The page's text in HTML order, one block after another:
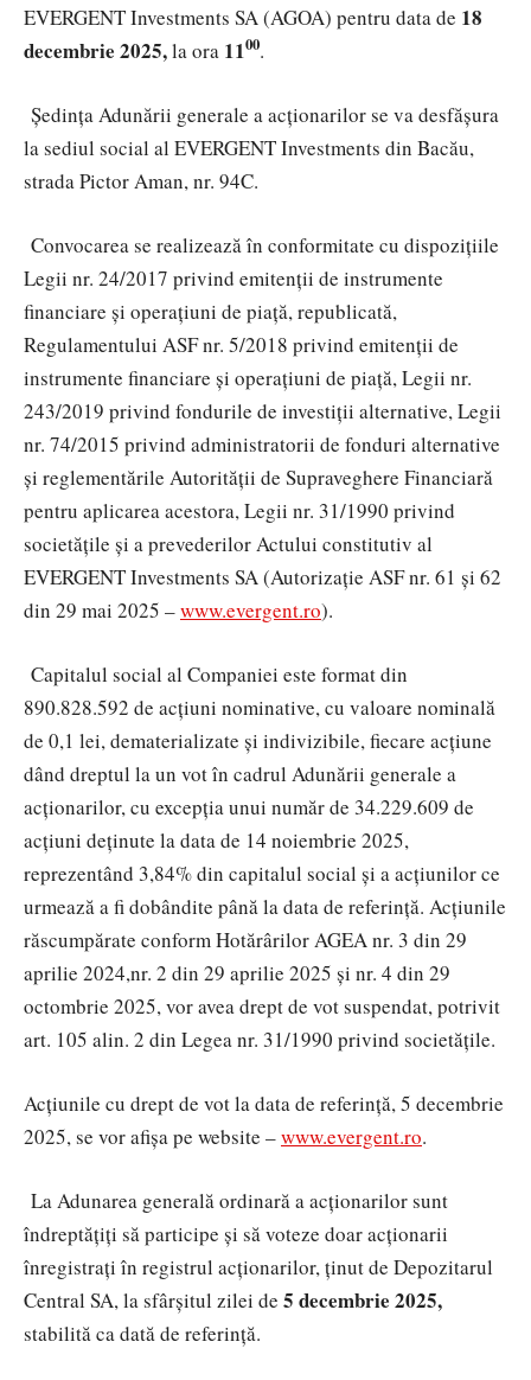
EVERGENT Investments SA (AGOA) pentru data de 18
decembrie 2025,la ora 1100.
Ședința Adunării generale a acționarilor se va desfășura
la sediul social al EVERGENT Investments din Bacău,
strada Pictor Aman, nr. 94C.
Convocarea se realizează în conformitate cu dispozițiile
Legii nr. 24/2017 privind emitenții de instrumente
financiare și operațiuni de piață, republicată,
Regulamentului ASF nr. 5/2018 privind emitenții de
instrumente financiare și operațiuni de piață, Legii nr.
243/2019 privind fondurile de investiții alternative, Legii
nr. 74/2015 privind administratorii de fonduri alternative
și reglementările Autorității de Supraveghere Financiară
pentru aplicarea acestora, Legii nr. 31/1990 privind
societățile și a prevederilor Actului constitutiv al
EVERGENT Investments SA (Autorizație ASF nr. 61 și 62
din 29 mai 2025 –www.evergent.ro).
Capitalul social al Companiei este format din
890.828.592 de acțiuni nominative, cu valoare nominală
de 0,1 lei, dematerializate și indivizibile, fiecare acțiune
dând dreptul la un vot în cadrul Adunării generale a
acționarilor, cu excepția unui număr de 34.229.609 de
acțiuni deținute la data de 14 noiembrie 2025,
reprezentând 3,84%din capitalul social și a acțiunilor ce
urmează a fi dobândite până la data de referință. Acțiunile
răscumpărate conform Hotărârilor AGEA nr. 3 din 29
aprilie 2024,nr. 2 din 29 aprilie 2025 și nr. 4 din 29
octombrie 2025, vor avea drept de vot suspendat, potrivit
art. 105 alin. 2 din Legea nr. 31/1990 privind societățile.
Acțiunile cu drept de vot la data de referință, 5 decembrie
2025, se vor afișa pe website –www.evergent.ro.
La Adunarea generală ordinară a acționarilor sunt
îndreptățiți să participe și să voteze doar acționarii
înregistrați în registrul acționarilor, ținut de Depozitarul
Central SA, la sfârșitul zilei de 5 decembrie 2025,
stabilită ca dată de referință.